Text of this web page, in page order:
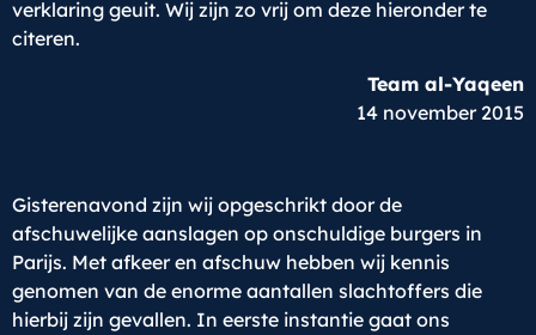
verklaring geuit. Wij zijn zo vrij om deze hieronder te
citeren.
Team al-Yaqeen
14 november 2015
Gisterenavond zijn wij opgeschrikt door de
afschuwelijke aanslagen op onschuldige burgers in
Parijs. Met afkeer en afschuw hebben wij kennis
genomen van de enorme aantallen slachtoffers die
hierbij zijn gevallen. In eerste instantie gaat ons